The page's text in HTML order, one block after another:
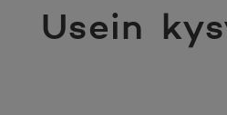
Usein